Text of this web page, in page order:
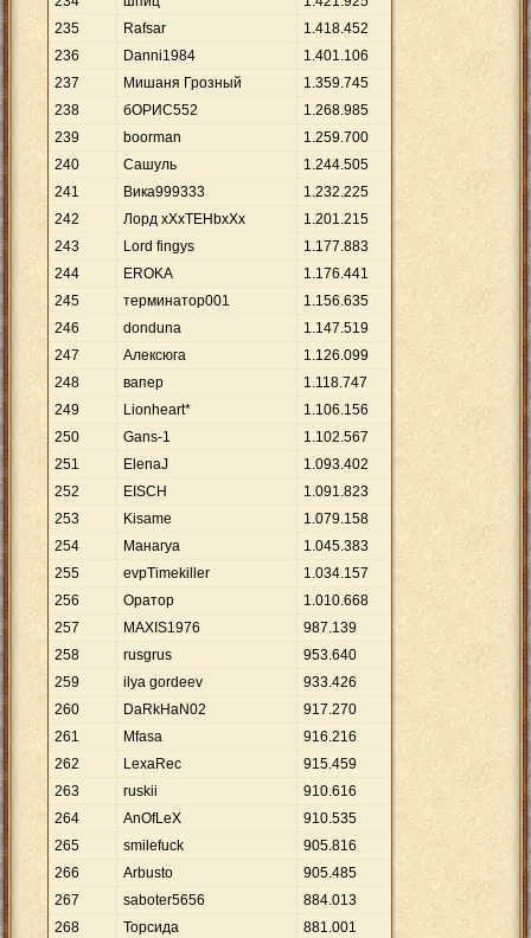
235
Rafsar 1.418.452
236
Danni1984 1.401.106
237
Мишаня Грозный 1.359.745
238
бОРИС552 1.268.985
239
boorman 1.259.700
240
Сашуль 1.244.505
241
Вика999333 1.232.225
242
Лорд xXxTEHbxXx 1.201.215
243
Lord fingys 1.177.883
244
EROKA 1.176.441
245
терминатор001 1.156.635
246
donduna 1.147.519
247
Алексюга 1.126.099
248
вапер 1.118.747
249
Lionheart* 1.106.156
250
Gans-1 1.102.567
251
ElenaJ 1.093.402
252
EISCH 1.091.823
253
Kisame 1.079.158
254
Манагуа 1.045.383
255
evpTimekiller 1.034.157
256
Оратoр 1.010.668
257
MAXIS1976 987.139
258
rusgrus 953.640
259
ilya gordeev 933.426
260
DaRkHaN02 917.270
261
Mfasa 916.216
262
LexaRec 915.459
263
ruskii 910.616
264
AnOfLeX 910.535
265
smilefuck 905.816
266
Arbusto 905.485
267
saboter5656 884.013
268
Торсида 881.001